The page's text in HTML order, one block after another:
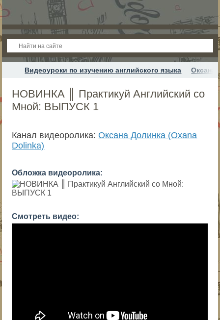
Видеоуроки по изучению английского языка Оксана
НОВИНКА ║ Практикуй Английский со
Мной: ВЫПУСК 1
Канал видеоролика: Оксана Долинка (Oxana
Dolinka)
Обложка видеоролика:
Смотреть видео: